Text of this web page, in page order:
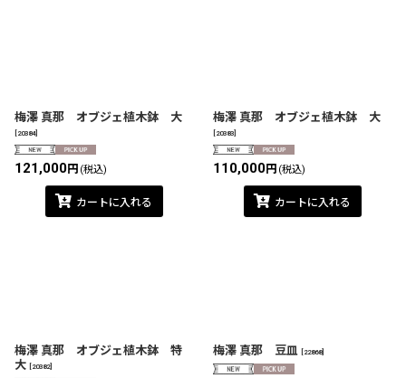
梅澤 真那 オブジェ植木鉢 大
20384]
121,000円 (税込)
カートに入れる
梅澤 真那 オブジェ植木鉢 大
20383
110,000円 (税込)
カートに入れる
梅澤 真那 オブジェ植木鉢 特
大
20382]
梅澤 真那 豆皿 22868]